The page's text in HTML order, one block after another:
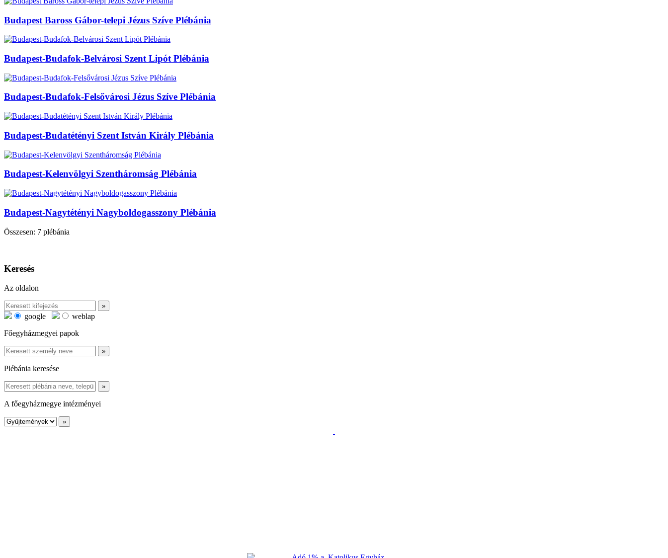
Budapest Baross Gábor-telepi Jézus Szíve Plébánia
Budapest-Budafok-Belvárosi Szent Lipót Plébánia
Budapest-Budafok-Felsővárosi Jézus Szíve Plébánia
Budapest-Budatétényi Szent István Király Plébánia
Budapest-Kelenvölgyi Szentháromság Plébánia
Budapest-Nagytétényi Nagyboldogasszony Plébánia
Összesen: 7 plébánia
Keresés
Az oldalon
google
weblap
Főegyházmegyei papok
Plébánia keresése
A főegyházmegye intézményei